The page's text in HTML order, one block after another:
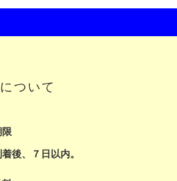
ついて
限
後、７日以内。